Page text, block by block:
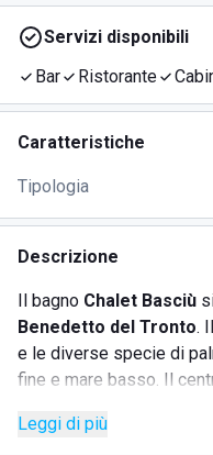
Servizi disponibili
Bar
Ristorante
Caratteristiche
Tipologia
Descrizione
Il bagno Chalet Basciù
Benedetto del Tronto.
e le diverse specie di
fine e mare basso. Il
lungomare sud.
Leggi di più